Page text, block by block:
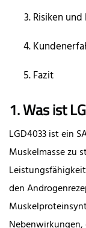
Risiken
Fazit
1. Was ist
LGD4033 ist ein
Muskelmasse zu
den